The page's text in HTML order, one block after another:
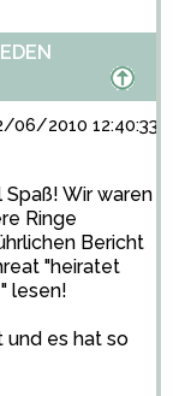
06/2010 12:40:33
Wir waren
Ringe
Bericht
"heiratet
lesen!
und es hat so